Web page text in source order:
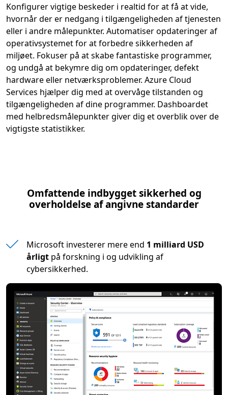
Konfigurer vigtige beskeder i realtid for at få at vide,
hvornår der er nedgang i tilgængeligheden af tjenesten
eller i andre målepunkter. Automatiser opdateringer af
operativsystemet for at forbedre sikkerheden af
miljøet. Fokuser på at skabe fantastiske programmer,
og undgå at bekymre dig om opdateringer, defekt
hardware eller netværksproblemer. Azure Cloud
Services hjælper dig med at overvåge tilstanden og
tilgængeligheden af dine programmer. Dashboardet
med helbredsmålepunkter giver dig et overblik over de
vigtigste statistikker.
Omfattende indbygget sikkerhed og
overholdelse af angivne standarder
Microsoft investerer mere end 1 milliard USD
årligt på forskning i og udvikling af
cybersikkerhed.